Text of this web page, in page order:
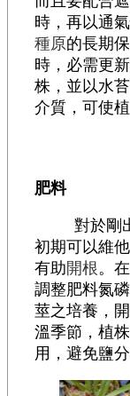
時，再以通
種原的長期
時，必需更
株，並以水
介質，可使
肥料
對於剛出
初期可以維
有助開根。
調整肥料氮
莖之培養，
溫季節，植
用，避免鹽